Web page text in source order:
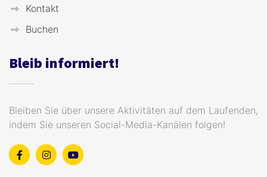
Kontakt
Buchen
Bleib informiert!
Bleiben Sie über unsere Aktivitäten auf dem Laufenden,
indem Sie unseren Social-Media-Kanälen folgen!